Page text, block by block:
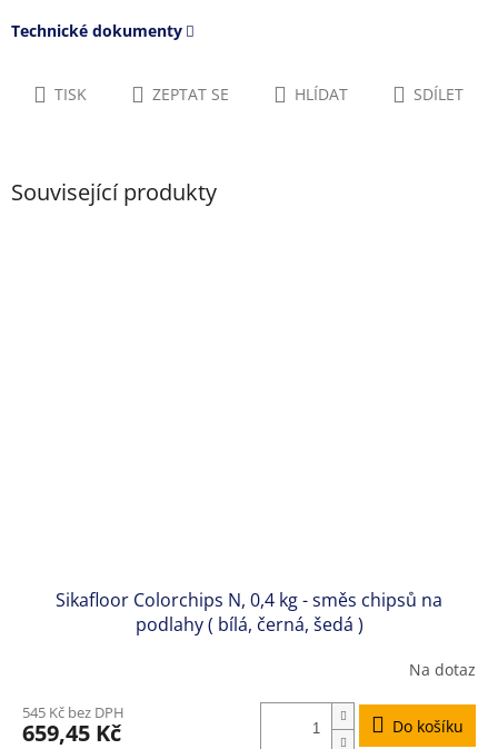
Technické dokumenty
TISK ZEPTAT SE HLÍDAT SDÍLET
Související produkty
Sikafloor Colorchips N, 0,4 kg - směs chipsů na
podlahy ( bílá, černá, šedá )
Na dotaz
545 Kč bez DPH
659,45 Kč Do košíku